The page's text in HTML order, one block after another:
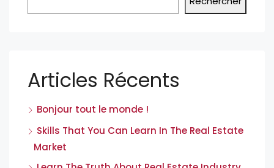
Articles Récents
Bonjour tout le monde !
Skills That You Can Learn In The Real Estate
Market